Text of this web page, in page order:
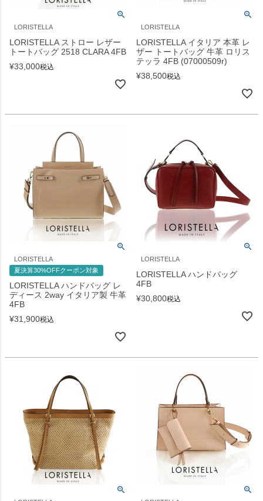
LORISTELLA
LORISTELLA ストロー レザー
トートバッグ 2518 CLARA 4FB
¥33,000税込
LORISTELLA
LORISTELLA イタリア 本革 レ
ザー トートバッグ 牛革 ロリス
テッラ 4FB (07000509r)
¥38,500税込
LORISTELLA
夏決算30%OFFクーポン対象
LORISTELLA ハンドバッグ レ
ディース 2way イタリア製 牛革
4FB
¥31,900税込
LORISTELLA
LORISTELLA ハンドバッグ
4FB
¥30,800税込